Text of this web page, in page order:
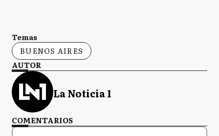
Temas
BUENOS AIRES
AUTOR
La Noticia 1
COMENTARIOS